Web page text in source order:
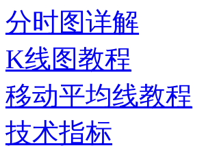
分时图详解
K线图教程
移动平均线教程
技术指标